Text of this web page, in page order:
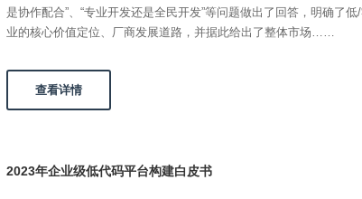
是协作配合”、“专业开发还是全民开发”等问题做出了回答，明确了
业的核心价值定位、厂商发展道路，并据此给出了整体市场……
查看详情
2023年企业级低代码平台构建白皮书